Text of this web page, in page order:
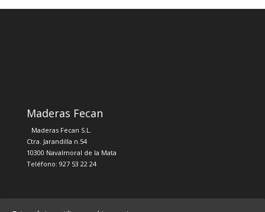
Maderas Fecan
Maderas Fecan S.L.
Ctra. Jarandilla n.54
10300 Navalmoral de la Mata
Teléfono: 927 53 22 24